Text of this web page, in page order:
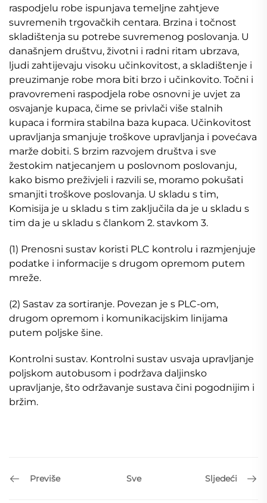
raspodjelu robe ispunjava temeljne zahtjeve
suvremenih trgovačkih centara. Brzina i točnost
skladištenja su potrebe suvremenog poslovanja. U
današnjem društvu, životni i radni ritam ubrzava,
ljudi zahtijevaju visoku učinkovitost, a skladištenje i
preuzimanje robe mora biti brzo i učinkovito. Točni i
pravovremeni raspodjela robe osnovni je uvjet za
osvajanje kupaca, čime se privlači više stalnih
kupaca i formira stabilna baza kupaca. Učinkovitost
upravljanja smanjuje troškove upravljanja i povećava
marže dobiti. S brzim razvojem društva i sve
žestokim natjecanjem u poslovnom poslovanju,
kako bismo preživjeli i razvili se, moramo pokušati
smanjiti troškove poslovanja. U skladu s tim,
Komisija je u skladu s tim zaključila da je u skladu s
tim da je u skladu s člankom 2. stavkom 3.
(1) Prenosni sustav koristi PLC kontrolu i razmjenjuje
podatke i informacije s drugom opremom putem
mreže.
(2) Sastav za sortiranje. Povezan je s PLC-om,
drugom opremom i komunikacijskim linijama
putem poljske šine.
Kontrolni sustav. Kontrolni sustav usvaja upravljanje
poljskom autobusom i podržava daljinsko
upravljanje, što održavanje sustava čini pogodnijim i
bržim.
Previše Sve Sljedeći